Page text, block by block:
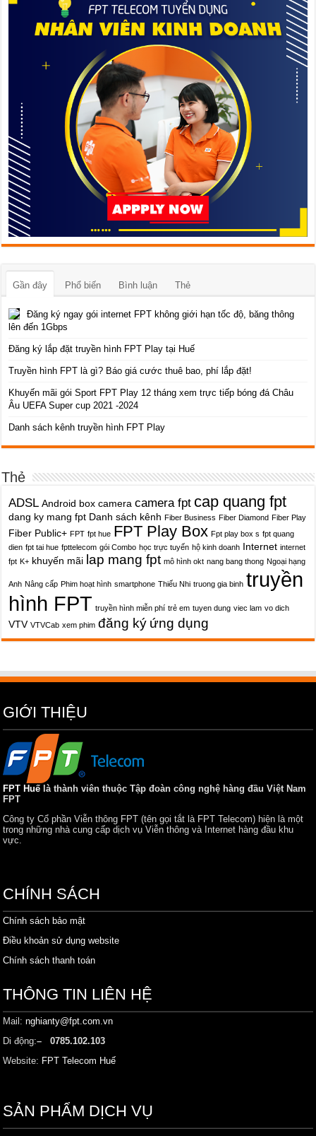
Gần đây Phổ biến Bình luận Thẻ
Đăng ký ngay gói internet FPT không giới hạn tốc độ, băng thông
lên đến 1Gbps
Đăng ký lắp đặt truyền hình FPT Play tại Huế
Truyền hình FPT là gì? Báo giá cước thuê bao, phí lắp đặt!
Khuyến mãi gói Sport FPT Play 12 tháng xem trực tiếp bóng đá Châu
Âu UEFA Super cup 2021 -2024
Danh sách kênh truyền hình FPT Play
Thẻ
ADSL Android box camera camera fpt cap quang fpt
dang ky mang fpt Danh sách kênh Fiber Business Fiber Diamond Fiber Play
Fiber Public+ FPT fpt hue FPT Play Box Fpt play box s fpt quang
dien fpt tai hue fpttelecom gói Combo học trực tuyến hộ kinh doanh Internet internet
fpt K+ khuyến mãi lap mang fpt mô hình okt nang bang thong Ngoại hạng
Anh Nâng cấp Phim hoạt hình smartphone Thiếu Nhi truong gia binh truyền
hình FPT truyền hình miễn phí trẻ em tuyen dung viec lam vo dich
VTV VTVCab xem phim đăng ký ứng dụng
GIỚI THIỆU
FPT Huế là thành viên thuộc Tập đoàn công nghệ hàng đầu Việt Nam
FPT
Công ty Cổ phần Viễn thông FPT (tên gọi tắt là FPT Telecom) hiện là một
trong những nhà cung cấp dịch vụ Viễn thông và Internet hàng đầu khu
vực.
CHÍNH SÁCH
Chính sách bảo mật
Điều khoản sử dụng website
Chính sách thanh toán
THÔNG TIN LIÊN HỆ
Mail:nghianty@fpt.com.vn
Di động:– 0785.102.103
Website: FPT Telecom Huế
SẢN PHẨM DỊCH VỤ